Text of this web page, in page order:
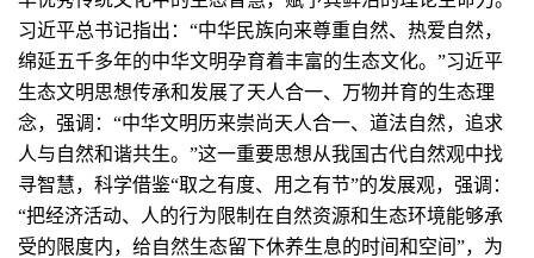
习近平总书记指出：“中华民族向来尊重自然、热爱自然，
绵延五千多年的中华文明孕育着丰富的生态文化。”习近平
生态文明思想传承和发展了天人合一、万物并育的生态理
念，强调：“中华文明历来崇尚天人合一、道法自然，追求
人与自然和谐共生。”这一重要思想从我国古代自然观中找
寻智慧，科学借鉴“取之有度、用之有节”的发展观，强调：
“把经济活动、人的行为限制在自然资源和生态环境能够承
受的限度内，给自然生态留下休养生息的时间和空间”，为